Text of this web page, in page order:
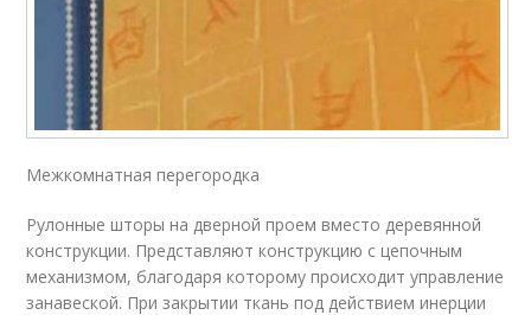
Межкомнатная перегородка
Рулонные шторы на дверной проем вместо деревянной
конструкции. Представляют конструкцию с цепочным
механизмом, благодаря которому происходит управление
занавеской. При закрытии ткань под действием инерции